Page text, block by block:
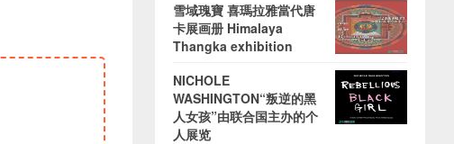
雪域瑰寶 喜瑪拉雅當代唐
卡展画册 Himalaya
Thangka exhibition
NICHOLE
WASHINGTON“叛逆的黑
人女孩”由联合国主办的个
人展览